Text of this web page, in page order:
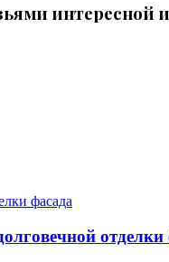
интересной
отделки